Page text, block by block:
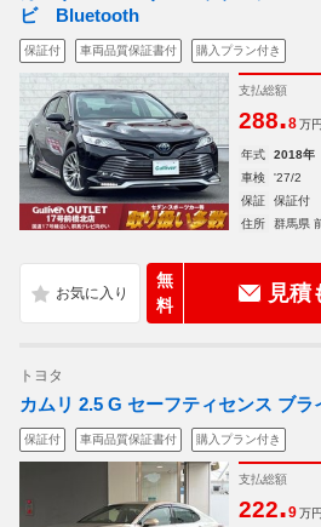
ビ Bluetooth
保証付 車両品質保証書付 購入プラン付き
支払総額
288.8 万円
年式 2018年
車検
'27/2
保証
保証付
住所
群馬県
無
料
見積
トヨタ
カムリ 2.5 G セーフティセンス ブラ
保証付 車両品質保証書付 購入プラン付き
支払総額
222.9 万円